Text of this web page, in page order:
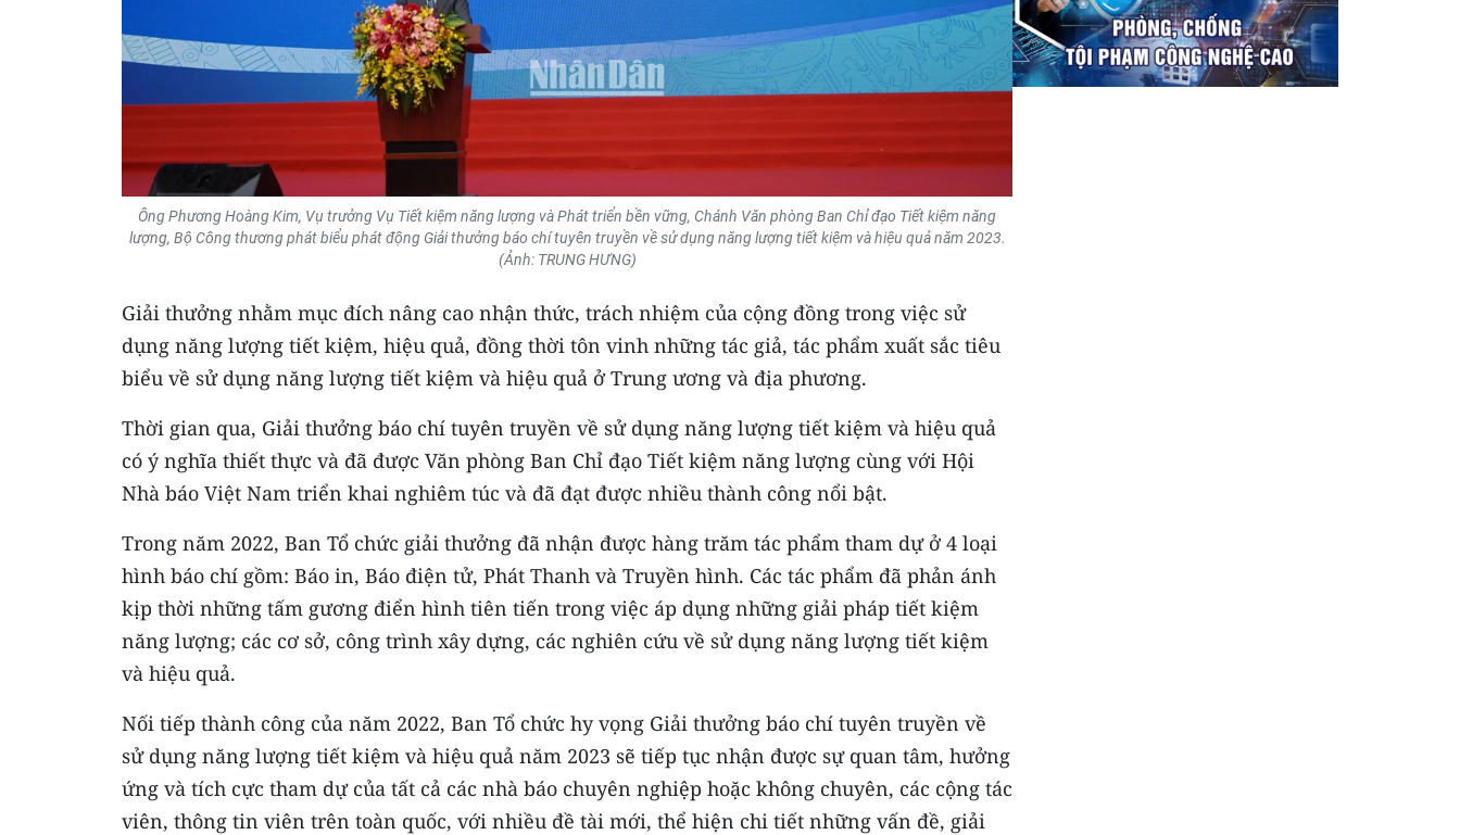
Ông Phương Hoàng Kim, Vụ trưởng Vụ Tiết kiệm năng lượng và Phát triển bền vững, Chánh Văn phòng Ban Chỉ đạo Tiết kiệm năng
lượng, Bộ Công thương phát biểu phát động Giải thưởng báo chí tuyên truyền về sử dụng năng lượng tiết kiệm và hiệu quả năm 2023.
(Ảnh: TRUNG HƯNG)
Giải thưởng nhằm mục đích nâng cao nhận thức, trách nhiệm của cộng đồng trong việc sử
dụng năng lượng tiết kiệm, hiệu quả, đồng thời tôn vinh những tác giả, tác phẩm xuất sắc tiêu
biểu về sử dụng năng lượng tiết kiệm và hiệu quả ở Trung ương và địa phương.
Thời gian qua, Giải thưởng báo chí tuyên truyền về sử dụng năng lượng tiết kiệm và hiệu quả
có ý nghĩa thiết thực và đã được Văn phòng Ban Chỉ đạo Tiết kiệm năng lượng cùng với Hội
Nhà báo Việt Nam triển khai nghiêm túc và đã đạt được nhiều thành công nổi bật.
Trong năm 2022, Ban Tổ chức giải thưởng đã nhận được hàng trăm tác phẩm tham dự ở 4 loại
hình báo chí gồm: Báo in, Báo điện tử, Phát Thanh và Truyền hình. Các tác phẩm đã phản ánh
kịp thời những tấm gương điển hình tiên tiến trong việc áp dụng những giải pháp tiết kiệm
năng lượng; các cơ sở, công trình xây dựng, các nghiên cứu về sử dụng năng lượng tiết kiệm
và hiệu quả.
Nối tiếp thành công của năm 2022, Ban Tổ chức hy vọng Giải thưởng báo chí tuyên truyền về
sử dụng năng lượng tiết kiệm và hiệu quả năm 2023 sẽ tiếp tục nhận được sự quan tâm, hưởng
ứng và tích cực tham dự của tất cả các nhà báo chuyên nghiệp hoặc không chuyên, các cộng tác
viên, thông tin viên trên toàn quốc, với nhiều đề tài mới, thể hiện chi tiết những vấn đề, giải